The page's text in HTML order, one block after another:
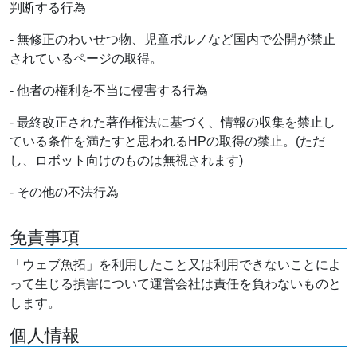
判断する行為
- 無修正のわいせつ物、児童ポルノなど国内で公開が禁止
されているページの取得。
- 他者の権利を不当に侵害する行為
- 最終改正された著作権法に基づく、情報の収集を禁止し
ている条件を満たすと思われるHPの取得の禁止。(ただ
し、ロボット向けのものは無視されます)
- その他の不法行為
免責事項
「ウェブ魚拓」を利用したこと又は利用できないことによ
って生じる損害について運営会社は責任を負わないものと
します。
個人情報